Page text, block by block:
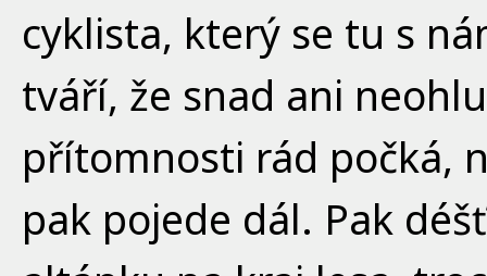
cyklista, který se tu s
tváří, že snad ani
přítomnosti rád počká,
pak pojede dál. Pak